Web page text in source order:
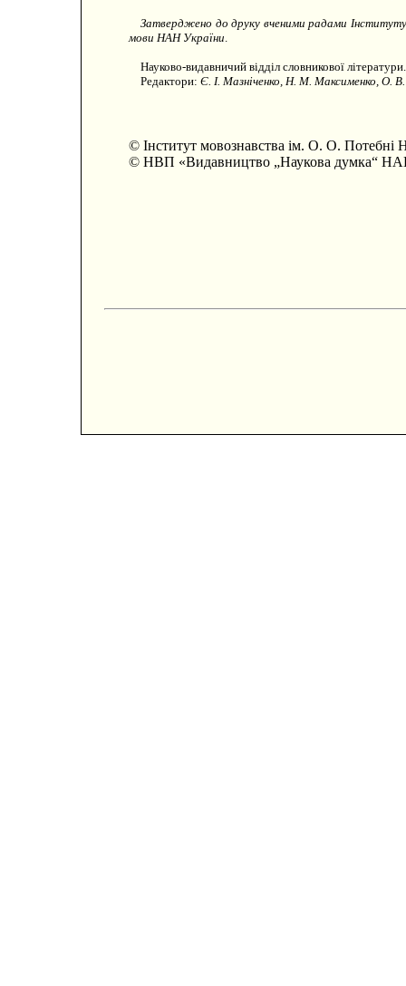
Затверджено до друку вченими радами
мови НАН України
Науково-видавничий відділ словникової літератури.
Редактори: Є. І. Мазніченко, Н. М. Максименко, О.
© Інститут мовознавства ім. О. О. Потебні
© НВП «Видавництво „Наукова думка“